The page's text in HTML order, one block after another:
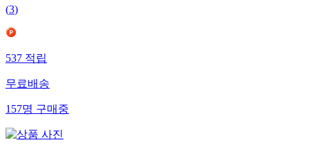
(3)
537 적립
무료배송
157명 구매중